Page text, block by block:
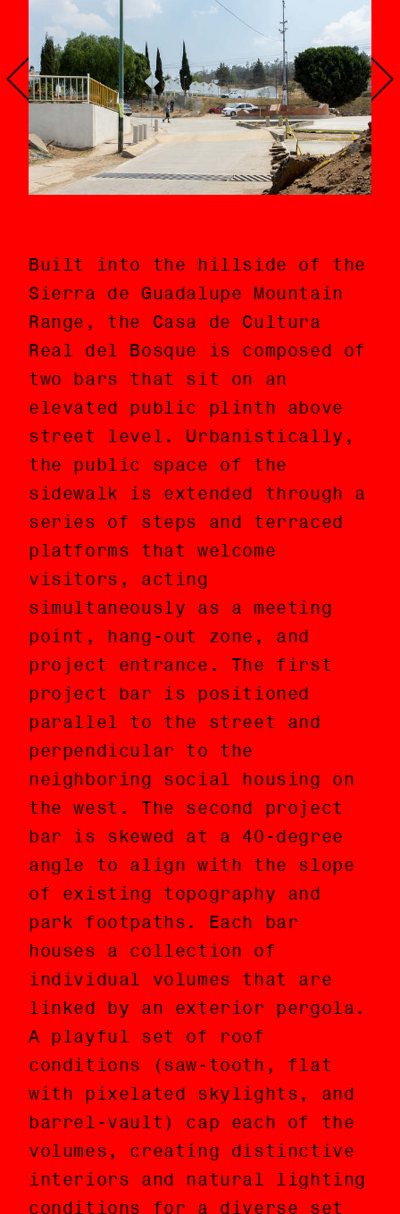
Built into the hillside of the
Sierra de Guadalupe Mountain
Range, the Casa de Cultura
Real del Bosque is composed of
two bars that sit on an
elevated public plinth above
street level. Urbanistically,
the public space of the
sidewalk is extended through a
series of steps and terraced
platforms that welcome
visitors, acting
simultaneously as a meeting
point, hang-out zone, and
project entrance. The first
project bar is positioned
parallel to the street and
perpendicular to the
neighboring social housing on
the west. The second project
bar is skewed at a 40-degree
angle to align with the slope
of existing topography and
park footpaths. Each bar
houses a collection of
individual volumes that are
linked by an exterior pergola.
A playful set of roof
conditions (saw-tooth, flat
with pixelated skylights, and
barrel-vault) cap each of the
volumes, creating distinctive
interiors and natural lighting
conditions for a diverse set
Construida en la ladera de la
Sierra de Guadalupe, la Casa
de Cultura Real del Bosque
está compuesta por dos barras
que se asientan sobre una
plataforma pública elevada
sobre el nivel de la calle.
Urbanísticamente hablando, el
espacio público de la banqueta
se extiende a través de una
serie de escalinatas y
plataformas terraceadas las
cuales dan la bienvenida a los
y las visitantes, operando
simultáneamente como punto de
encuentro, lugar para estar, y
acceso al proyecto. La primera
barra del proyecto es
posicionada paralela a la
calle y perpendicular al
vecino conjunto de vivienda
social al noreste. La segunda
barra del proyecto es rotada a
un ángulo de 40 grados para
alinearla con la pendiente de
la topografía existente y a
los senderos peatonales del
parque. Cada barra alberga una
colección de volúmenes
individuales los cuales son
conectados por una pérgola
exterior. Un grupo lúdico de
tipos de cubiertas (dientes de
sierra, plano con tragaluces